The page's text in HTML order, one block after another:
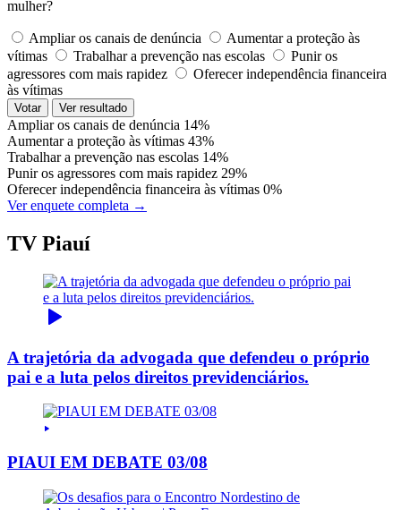
mulher?
Ampliar os canais de denúncia
Aumentar a proteção às
vítimas
Trabalhar a prevenção nas escolas
Punir os
agressores com mais rapidez
Oferecer independência financeira
às vítimas
Votar Ver resultado
Ampliar os canais de denúncia 14%
Aumentar a proteção às vítimas 43%
Trabalhar a prevenção nas escolas 14%
Punir os agressores com mais rapidez 29%
Oferecer independência financeira às vítimas 0%
Ver enquete completa →
TV Piauí
A trajetória da advogada que defendeu o próprio
pai e a luta pelos direitos previdenciários.
PIAUI EM DEBATE 03/08